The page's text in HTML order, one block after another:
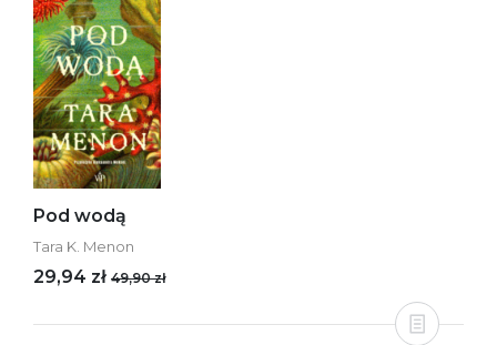
Pod wodą
Tara K. Menon
29,94 zł 49,90 zł